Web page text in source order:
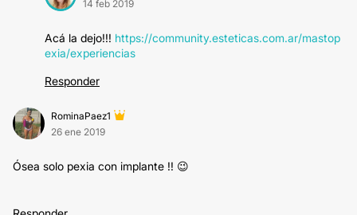
14 feb 2019
Acá la dejo!!! https://community.esteticas.com.ar/mastop
exia/experiencias
Responder
RominaPaez1
26 ene 2019
Ósea solo pexia con implante !! 😉